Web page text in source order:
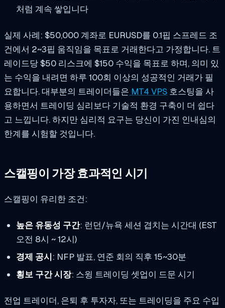
처럼 계속 쌓입니다
실제 사례: $50,000 계좌로 EURUSD를 0.1핍 스프레드 조
건에서 2~3핍 움직임을 목표로 거래한다고 가정합니다. 트
레이드당 $50 리스크에 $150 수익을 목표로 하며, 의미 있
는 수익을 내려면 하루 100회 이상의 성공적인 거래가 필
요합니다. 대부분의 트레이더들은 MT4 VPS 호스팅을 사
용하면서 트레이딩 심리보다 기술적 환경 구축이 더 쉽다
고 느낍니다. 하지만 심리적 요구는 당신이 가진 인내심의
한계를 시험할 것입니다.
스캘핑이 가장 효과적인 시기
스캘핑이 유리한 조건:
높은 유동성 구간: 런던/뉴욕 세션 겹치는 시간대 (EST
오전 8시 ~ 12시)
경제 공시: NFP 발표, 연준 회의 직후 15~30분
횡보 구간 시장: 스윙 트레이딩 셋업이 드문 시기
전업 트레이더, 은퇴 후 투자자, 또는 트레이딩을 주요 수입